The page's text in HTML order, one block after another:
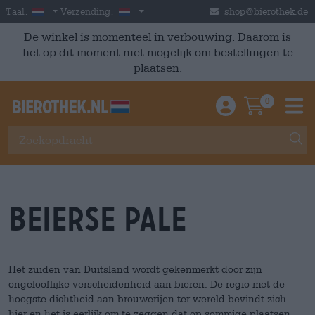
Skip to main content
Taal: Dutch
Verzending: Nederland shop@bierothek.de
De winkel is momenteel in verbouwing. Daarom is
het op dit moment niet mogelijk om bestellingen te
plaatsen.
Einloggen /
0
Beierse Pale
Het zuiden van Duitsland wordt gekenmerkt door zijn
ongelooflijke verscheidenheid aan bieren. De regio met de
hoogste dichtheid aan brouwerijen ter wereld bevindt zich